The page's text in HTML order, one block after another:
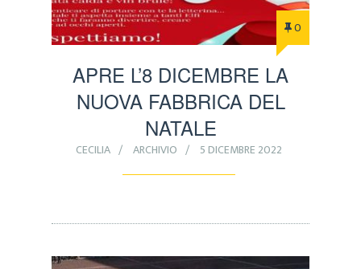
0
APRE L’8 DICEMBRE LA
NUOVA FABBRICA DEL
NATALE
CECILIA ARCHIVIO 5 DICEMBRE 2022